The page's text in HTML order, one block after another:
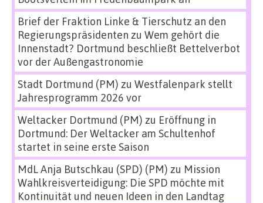
Brief der Fraktion Linke & Tierschutz an den
Regierungspräsidenten zu Wem gehört die
Innenstadt? Dortmund beschließt Bettelverbot
vor der Außengastronomie
Stadt Dortmund (PM) zu Westfalenpark stellt
Jahresprogramm 2026 vor
Weltacker Dortmund (PM) zu Eröffnung in
Dortmund: Der Weltacker am Schultenhof
startet in seine erste Saison
MdL Anja Butschkau (SPD) (PM) zu Mission
Wahlkreisverteidigung: Die SPD möchte mit
Kontinuität und neuen Ideen in den Landtag